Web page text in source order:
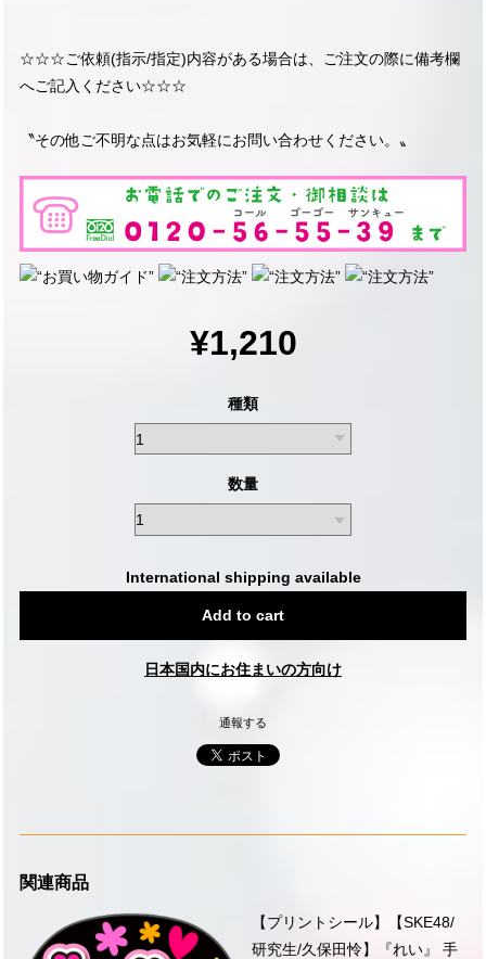
☆☆☆ご依頼(指示/指定)内容がある場合は、ご注文の際に備考欄
へご記入ください☆☆☆
〝その他ご不明な点はお気軽にお問い合わせください。〟
¥1,210
種類
数量
International shipping available
Add to cart
日本国内にお住まいの方向け
通報する
関連商品
【プリントシール】【SKE48/
研究生/久保田怜】『れい』 手